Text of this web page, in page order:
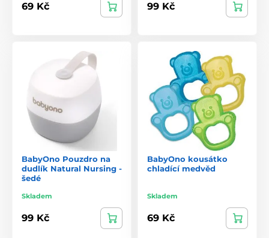
69 Kč 99 Kč
BabyOno Pouzdro na
dudlík Natural Nursing -
šedé
Skladem
99 Kč
BabyOno kousátko
chladící medvěd
Skladem
69 Kč